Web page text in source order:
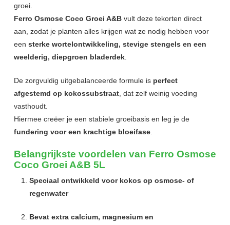
groei.
Ferro Osmose Coco Groei A&Bvult deze tekorten direct
aan, zodat je planten alles krijgen wat ze nodig hebben voor
een sterke wortelontwikkeling, stevige stengels en een
weelderig, diepgroen bladerdek.
De zorgvuldig uitgebalanceerde formule is perfect
afgestemd op kokossubstraat, dat zelf weinig voeding
vasthoudt.
Hiermee creëer je een stabiele groeibasis en leg je de
fundering voor een krachtige bloeifase.
Belangrijkste voordelen van Ferro Osmose
Coco Groei A&B 5L
Speciaal ontwikkeld voor kokos op osmose- of
regenwater
Bevat extra calcium, magnesium en